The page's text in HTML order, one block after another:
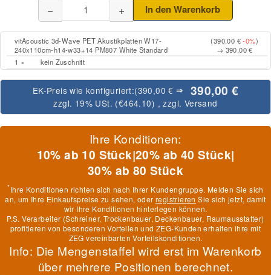
vitAcoustic 3d-Wave PET Akustikplatten W17-
240x110cm-h14-w33+14 PM807 White Standard
(390,00 €-0%)
→ 390,00 €
1 ×
kein Zuschnitt
EK-Preis wie konfiguriert:(390,00 € ⇒ 390,00 €
zzgl. 19% USt. (€464.10) , zzgl. Versand
− + In den Warenkorb
Ihre Konditionen:
10% ab 10 Stück|20% ab 40 Stück|
30% ab 80 Stück
*Ihre Konditionen richten sich nach Ihrer Kundengruppe. Melden Sie sich
an, um Ihre Einkaufspreise zu sehen, oderregistrieren Sie sich jetzt, damit
wir Ihre Konditionen hinterlegen können.
P.S. Verarbeiter (Schreiner, Trockenbauer, Deckenbauer, Raumausstatter)
profitieren von besonderen Vorteilen und ZEG-Kunden erhalten ihre mit
ZEG vereinbarten Vorteilskonditionen.
Info: Die Mengenstaffel wird erst im Warenkorb
über mehrere Positionen berechnet.